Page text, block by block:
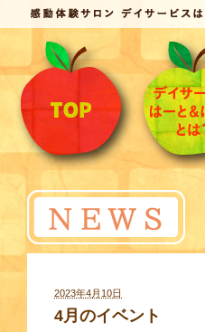
4月のイベント
2023年4月10日